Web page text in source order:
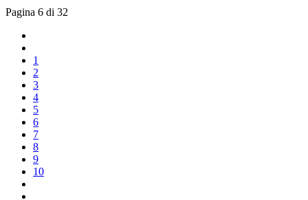
Pagina 6 di 32
1
2
3
4
5
6
7
8
9
10